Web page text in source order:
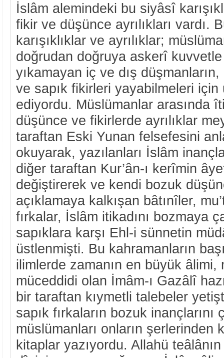
İslâm alemindeki bu siyâsî
fikir ve düşünce ayrılıkları vardı.
karışıklıklar ve ayrılıklar;
doğrudan doğruya askerî
yıkamayan iç ve dış
ve sapık fikirleri yayabilmeleri
ediyordu. Müslümanlar arasında
düşünce ve fikirlerde ayrılıklar
taraftan Eski Yunan felsefesini
okuyarak, yazılanları İslâm
diğer taraftan Kur’ân-ı kerîmin
değiştirerek ve kendi bozuk
açıklamaya kalkışan bâtınîler,
fırkalar, İslâm itikadını bozmaya
sapıklara karşı Ehl-i sünnetin
üstlenmişti. Bu kahramanların
ilimlerde zamanın en büyük âlimi,
müceddidi olan İmâm-ı Gazâlî
bir taraftan kıymetli talebeler
sapık fırkaların bozuk inançlarını
müslümanları onların şerlerinden
kitaplar yazıyordu. Allahü teâlânın